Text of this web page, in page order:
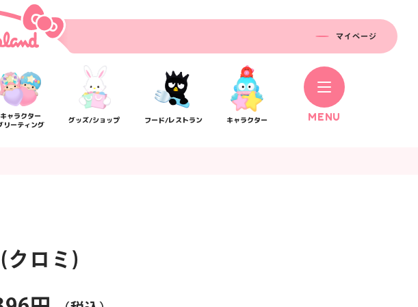
マイページ
MENU
キャラクター
リーティング
グッズ/ショップ フード/レストラン キャラクター
クロミ)